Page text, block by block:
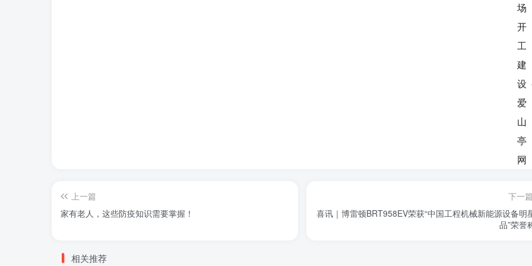
上一篇
家有老人，这些防疫知识需要掌握！
下一篇
喜讯｜博雷顿BRT958EV荣获“中国工程机械新能源设备明
品”荣誉
相关推荐